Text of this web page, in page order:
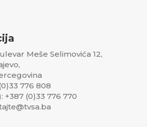
Meše Selimovića 12,
776 808
+387 (0)33 776 770